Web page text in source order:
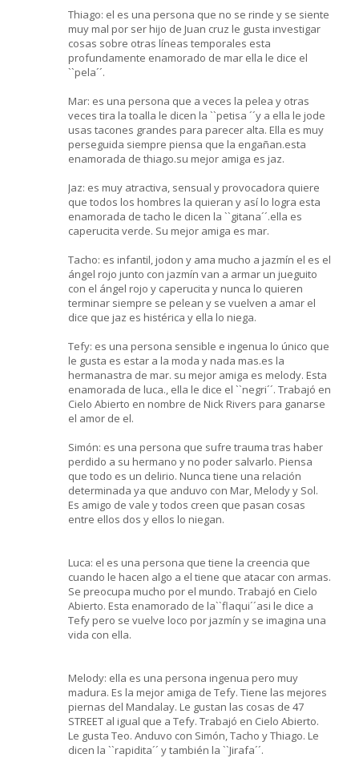
Thiago: el es una persona que no se rinde y se siente
muy mal por ser hijo de Juan cruz le gusta investigar
cosas sobre otras líneas temporales esta
profundamente enamorado de mar ella le dice el
``pela´´.
Mar: es una persona que a veces la pelea y otras
veces tira la toalla le dicen la ``petisa ´´y a ella le jode
usas tacones grandes para parecer alta. Ella es muy
perseguida siempre piensa que la engañan.esta
enamorada de thiago.su mejor amiga es jaz.
Jaz: es muy atractiva, sensual y provocadora quiere
que todos los hombres la quieran y así lo logra esta
enamorada de tacho le dicen la ``gitana´´.ella es
caperucita verde. Su mejor amiga es mar.
Tacho: es infantil, jodon y ama mucho a jazmín el es el
ángel rojo junto con jazmín van a armar un jueguito
con el ángel rojo y caperucita y nunca lo quieren
terminar siempre se pelean y se vuelven a amar el
dice que jaz es histérica y ella lo niega.
Tefy: es una persona sensible e ingenua lo único que
le gusta es estar a la moda y nada mas.es la
hermanastra de mar. su mejor amiga es melody. Esta
enamorada de luca., ella le dice el ``negri´´. Trabajó en
Cielo Abierto en nombre de Nick Rivers para ganarse
el amor de el.
Simón: es una persona que sufre trauma tras haber
perdido a su hermano y no poder salvarlo. Piensa
que todo es un delirio. Nunca tiene una relación
determinada ya que anduvo con Mar, Melody y Sol.
Es amigo de vale y todos creen que pasan cosas
entre ellos dos y ellos lo niegan.
Luca: el es una persona que tiene la creencia que
cuando le hacen algo a el tiene que atacar con armas.
Se preocupa mucho por el mundo. Trabajó en Cielo
Abierto. Esta enamorado de la``flaqui´´asi le dice a
Tefy pero se vuelve loco por jazmín y se imagina una
vida con ella.
Melody: ella es una persona ingenua pero muy
madura. Es la mejor amiga de Tefy. Tiene las mejores
piernas del Mandalay. Le gustan las cosas de 47
STREET al igual que a Tefy. Trabajó en Cielo Abierto.
Le gusta Teo. Anduvo con Simón, Tacho y Thiago. Le
dicen la ``rapidita´´ y también la ``Jirafa´´.